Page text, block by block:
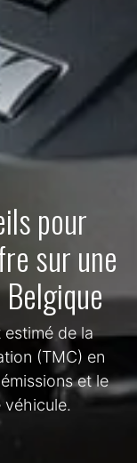
pour
sur une
estimé de la
(TMC) en
et le